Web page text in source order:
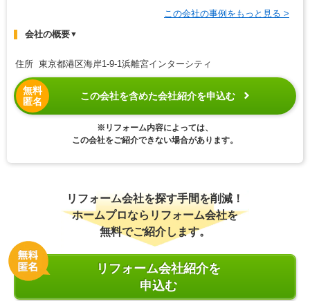
この会社の事例をもっと見る >
会社の概要▼
住所 東京都港区海岸1-9-1浜離宮インターシティ
無料
匿名
この会社を含めた会社紹介を申込む
※リフォーム内容によっては、
この会社をご紹介できない場合があります。
リフォーム会社を探す手間を削減！
ホームプロならリフォーム会社を
無料でご紹介します。
リフォーム会社紹介を
申込む